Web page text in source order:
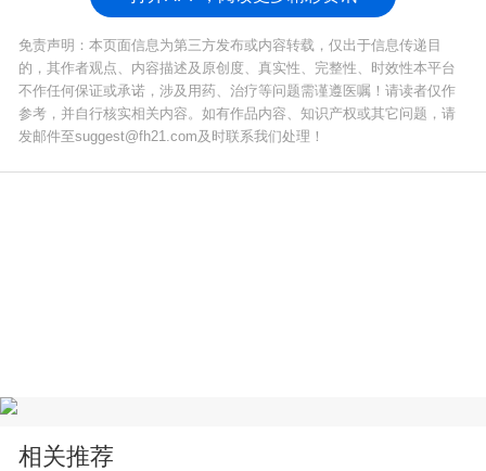
免责声明：本页面信息为第三方发布或内容转载，仅出于信息传递目
的，其作者观点、内容描述及原创度、真实性、完整性、时效性本平台
不作任何保证或承诺，涉及用药、治疗等问题需谨遵医嘱！请读者仅作
参考，并自行核实相关内容。如有作品内容、知识产权或其它问题，请
发邮件至suggest@fh21.com及时联系我们处理！
相关推荐